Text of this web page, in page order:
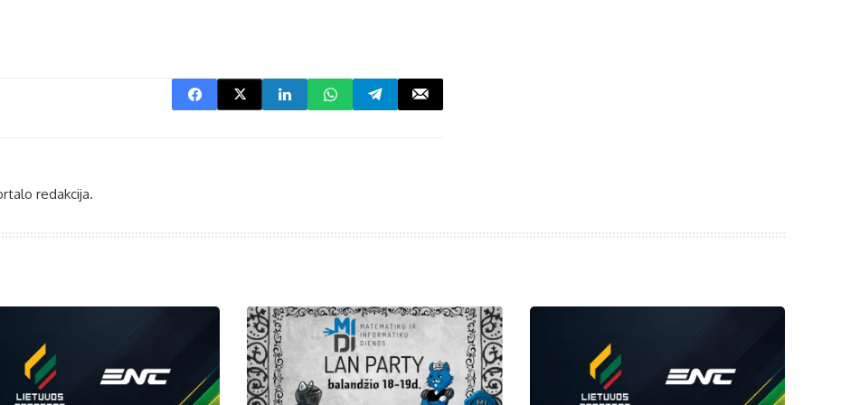
redakcija.